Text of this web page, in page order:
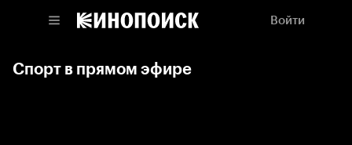
Войти
Спорт в прямом эфире